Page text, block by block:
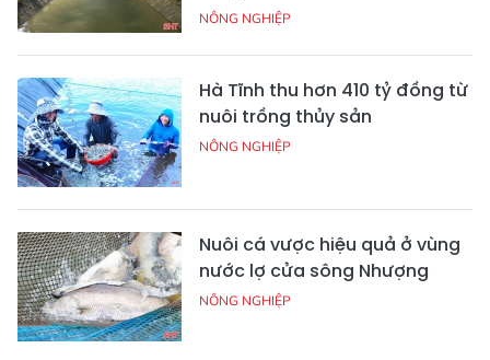
NÔNG NGHIỆP
Hà Tĩnh thu hơn 410 tỷ đồng từ
nuôi trồng thủy sản
NÔNG NGHIỆP
Nuôi cá vược hiệu quả ở vùng
nước lợ cửa sông Nhượng
NÔNG NGHIỆP